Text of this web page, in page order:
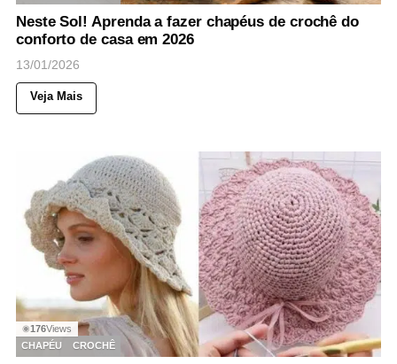
Neste Sol! Aprenda a fazer chapéus de crochê do
conforto de casa em 2026
13/01/2026
Veja Mais
◉176Views
CHAPÉU
CROCHÊ